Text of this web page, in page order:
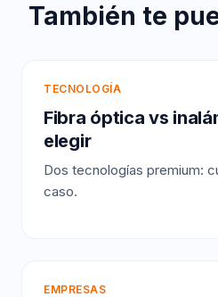
También te
TECNOLOGÍA
Fibra óptica vs
elegir
Dos tecnologías premium:
caso.
EMPRESAS